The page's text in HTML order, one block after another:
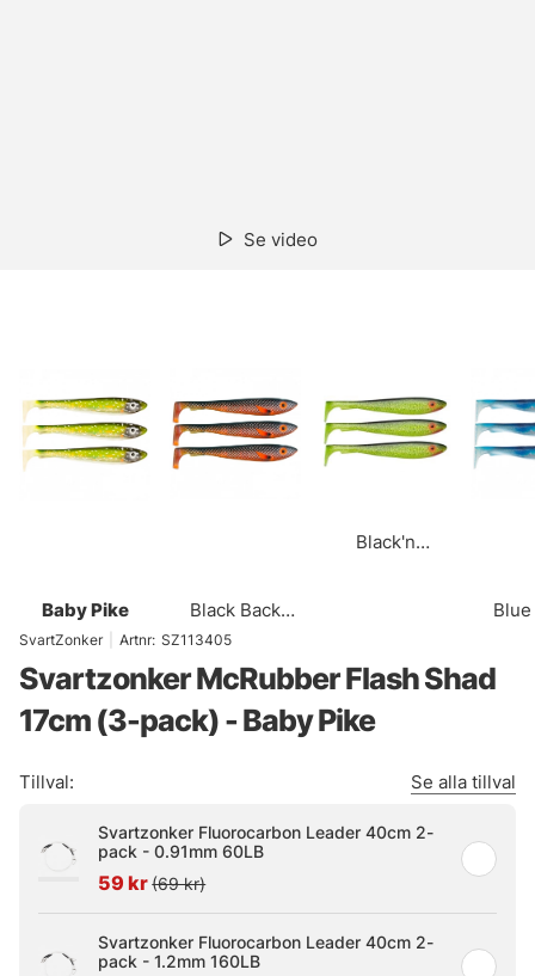
Se video
Baby Pike
Black Back
Motoroil
Black'n
SvartZonker Artnr: SZ113405
Svartzonker McRubber Flash Shad
17cm (3-pack) - Baby Pike
Tillval: Se alla tillval
Svartzonker Fluorocarbon Leader 40cm 2-
pack - 0.91mm 60LB
59 kr(69 kr)
Svartzonker Fluorocarbon Leader 40cm 2-
pack - 1.2mm 160LB